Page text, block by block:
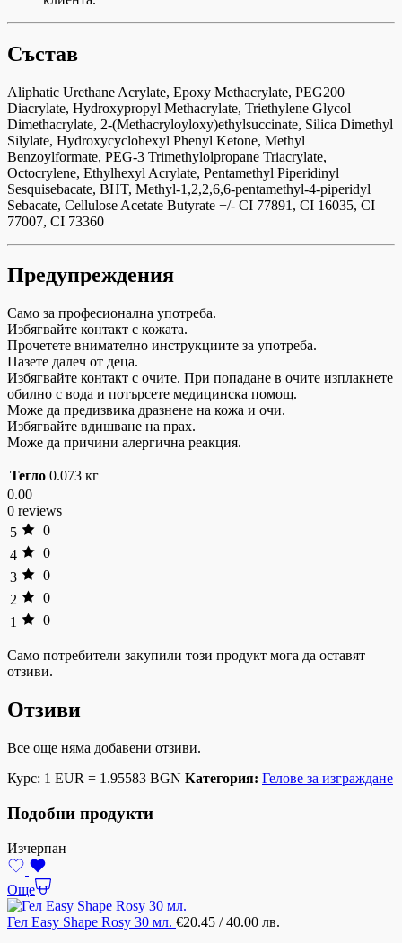
Състав
Aliphatic Urethane Acrylate, Epoxy Methacrylate, PEG200
Diacrylate, Hydroxypropyl Methacrylate, Triethylene Glycol
Dimethacrylate, 2-(Methacryloyloxy)ethylsuccinate, Silica Dimethyl
Silylate, Hydroxycyclohexyl Phenyl Ketone, Methyl
Benzoylformate, PEG-3 Trimethylolpropane Triacrylate,
Octocrylene, Ethylhexyl Acrylate, Pentamethyl Piperidinyl
Sesquisebacate, BHT, Methyl-1,2,2,6,6-pentamethyl-4-piperidyl
Sebacate, Cellulose Acetate Butyrate +/- CI 77891, CI 16035, CI
77007, CI 73360
Предупреждения
Само за професионална употреба.
Избягвайте контакт с кожата.
Прочетете внимателно инструкциите за употреба.
Пазете далеч от деца.
Избягвайте контакт с очите. При попадане в очите изплакнете
обилно с вода и потърсете медицинска помощ.
Може да предизвика дразнене на кожа и очи.
Избягвайте вдишване на прах.
Може да причини алергична реакция.
Тегло 0.073 кг
0.00
0 reviews
5
0
4
0
3
0
2
0
1
0
Само потребители закупили този продукт мога да оставят
отзиви.
Отзиви
Все още няма добавени отзиви.
Курс: 1 EUR = 1.95583 BGN Категория: Гелове за изграждане
Подобни продукти
Изчерпан
Още
Гел Easy Shape Rosy 30 мл. €20.45 / 40.00 лв.